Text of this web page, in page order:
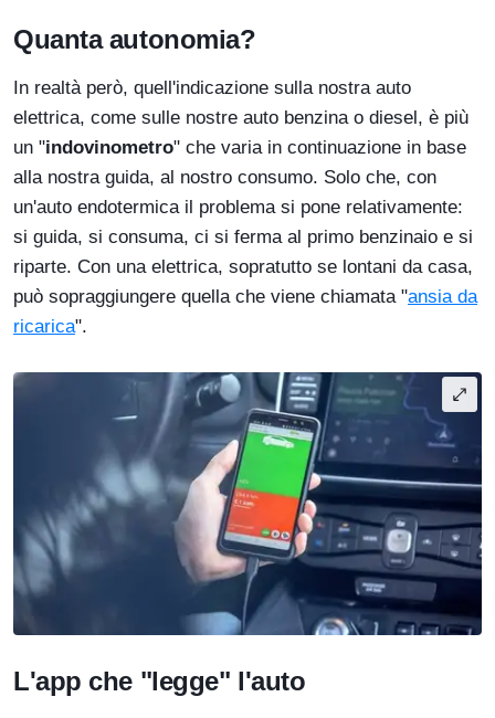
Quanta autonomia?
In realtà però, quell'indicazione sulla nostra auto
elettrica, come sulle nostre auto benzina o diesel, è più
un "indovinometro" che varia in continuazione in base
alla nostra guida, al nostro consumo. Solo che, con
un'auto endotermica il problema si pone relativamente:
si guida, si consuma, ci si ferma al primo benzinaio e si
riparte. Con una elettrica, sopratutto se lontani da casa,
può sopraggiungere quella che viene chiamata "ansia da
ricarica".
L'app che "legge" l'auto